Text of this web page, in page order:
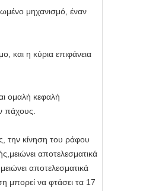
μηχανισμό, έναν
και η κύρια επιφάνεια
ομαλή κεφαλή
πάχους.
την κίνηση του ράφου
αποτελεσματικά
αποτελεσματικά
μπορεί να φτάσει τα 17